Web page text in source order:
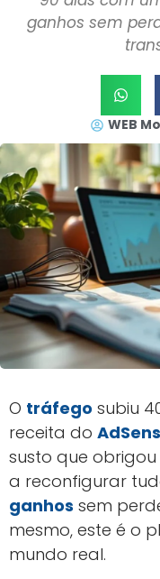
ganhos sem
WEB
O tráfego subiu
receita do
susto que
a reconfigurar
ganhos sem
mesmo, este é o
mundo real.